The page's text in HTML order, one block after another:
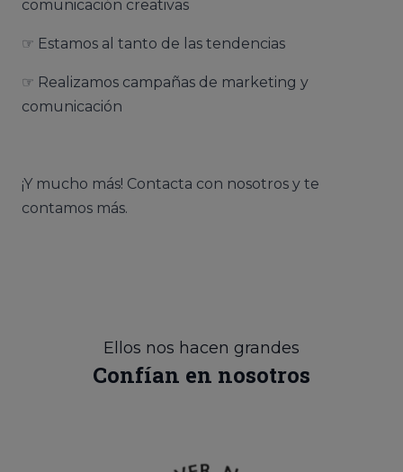
comunicación creativas
☞ Estamos al tanto de las tendencias
☞ Realizamos campañas de marketing y
comunicación
¡Y mucho más! Contacta con nosotros y te
contamos más.
Ellos nos hacen grandes
Confían en nosotros